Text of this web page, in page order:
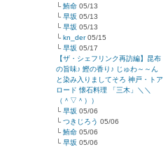
└ 鮪命 05/13
└ 早坂 05/13
└ 早坂 05/13
└ kn_der05/15
└ 早坂 05/17
【ザ・シェフリンク再訪編】昆布
の旨味♪ 鰹の香り♪ じゅわ～～ん
と染み入りましてそろ 神戸・トア
ロード 懐石料理 「三木」＼＼
（＾▽＾））
└ 早坂 05/06
└ つきじろう 05/06
└ 鮪命 05/06
└ 早坂 05/06